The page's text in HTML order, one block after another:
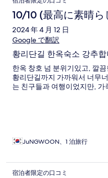
10/10 (最高に素晴ら
2024 年 4 月 12 日
Google で翻訳
황리단길 한옥숙소 강추
한옥 창호 넘 분위기있고, 깔
황리단길까지 가까워서 너무
는 친구들과 여행이었지만,
JuNGWOON、1 泊旅行
宿泊者限定の口コミ